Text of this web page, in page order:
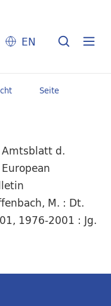
EN
Seite
d.
M. : Dt.
1976-2001 : Jg.